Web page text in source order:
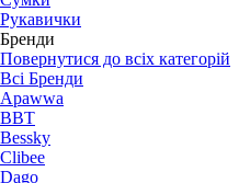
Рукавички
Бренди
Повернутися до всіх категорій
Всі Бренди
Apawwa
BBT
Bessky
Clibee
Dago